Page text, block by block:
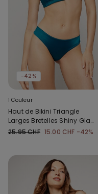
-42%
1 Couleur
Haut de Bikini Triangle
Larges Bretelles Shiny Glam
Bleu
25.95 CHF 15.00 CHF -42%